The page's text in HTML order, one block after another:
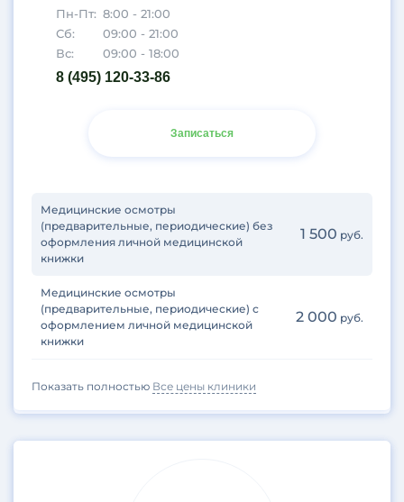
Пн-Пт: 8:00 - 21:00
Сб:
09:00 - 21:00
Вс:
09:00 - 18:00
8 (495) 120-33-86
Записаться
Медицинские осмотры
(предварительные, периодические) без
оформления личной медицинской
книжки
1 500 руб.
Медицинские осмотры
(предварительные, периодические) с
оформлением личной медицинской
книжки
2 000 руб.
Показать полностью Все цены клиники